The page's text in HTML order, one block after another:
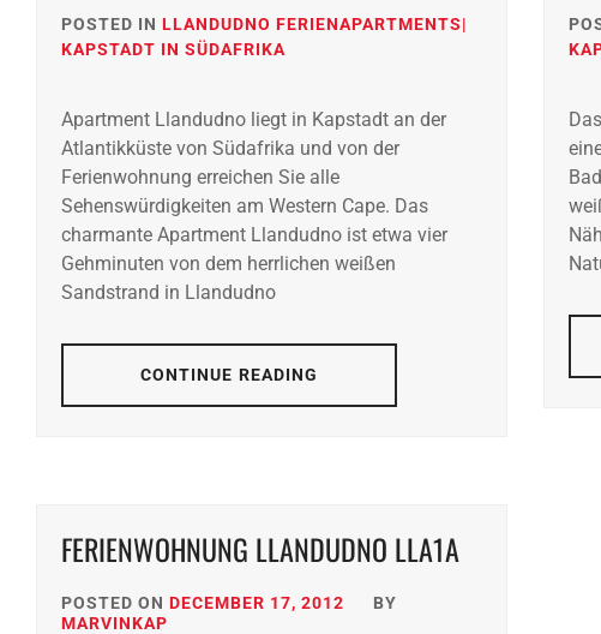
POSTED IN LLANDUDNO FERIENAPARTMENTS|
KAPSTADT IN SÜDAFRIKA
Apartment Llandudno liegt in Kapstadt an der
Atlantikküste von Südafrika und von der
Ferienwohnung erreichen Sie alle
Sehenswürdigkeiten am Western Cape. Das
charmante Apartment Llandudno ist etwa vier
Gehminuten von dem herrlichen weißen
Sandstrand in Llandudno
CONTINUE READING
FERIENWOHNUNG LLANDUDNO LLA1A
POSTED ON DECEMBER 17, 2012
BY
MARVINKAP